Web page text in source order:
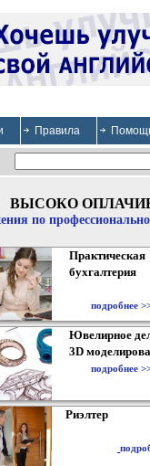
Правила
ВЫСОКО
по
Практическая
бухгалтерия
подробнее
Ювелирное
3D
подробнее
Риэлтер